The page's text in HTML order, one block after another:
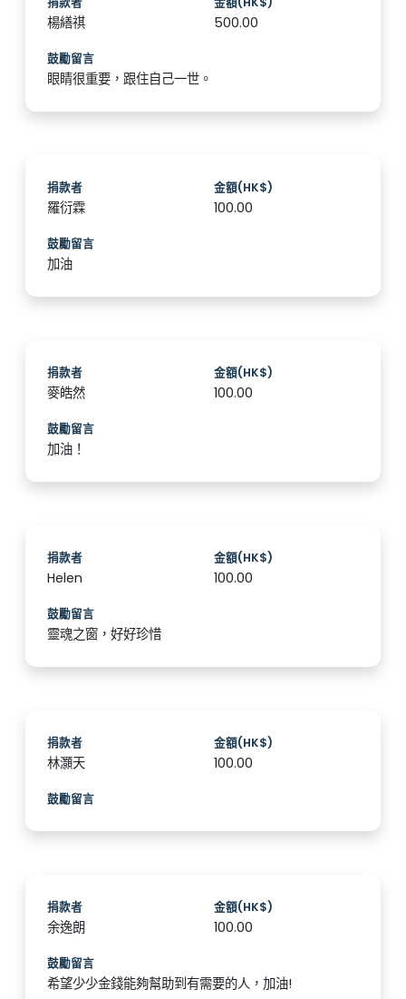
楊繕祺 500.00
鼓勵留言
眼睛很重要，跟住自己一世。
捐款者
羅衍霖
金額(HK$)
100.00
鼓勵留言
加油
捐款者
麥皓然
金額(HK$)
100.00
鼓勵留言
加油！
捐款者
Helen
金額(HK$)
100.00
鼓勵留言
靈魂之窗，好好珍惜
捐款者
林灝天
金額(HK$)
100.00
鼓勵留言
捐款者
余逸朗
金額(HK$)
100.00
鼓勵留言
希望少少金錢能夠幫助到有需要的人，加油!